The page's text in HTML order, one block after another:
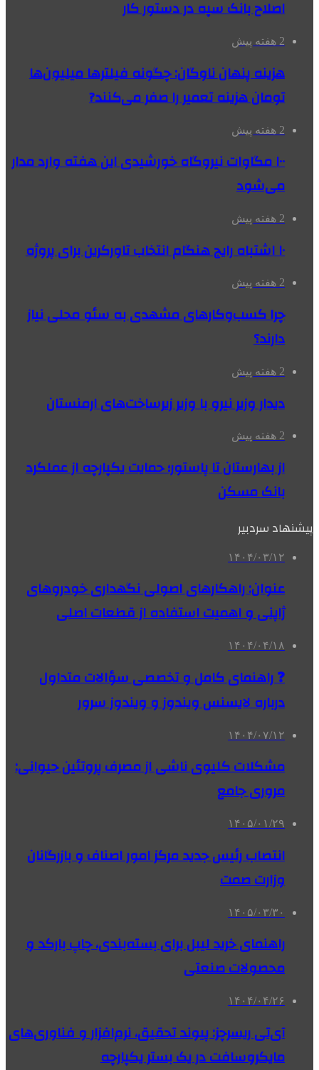
اصلاح بانک سپه در دستور کار
2 هفته پیش
هزینه پنهان ناوگان: چگونه فیلترها میلیون‌ها
تومان هزینه تعمیر را صفر می‌کنند?
2 هفته پیش
۱۰۰ مگاوات نیروگاه‌ خورشیدی این هفته وارد مدار
می‌شود
2 هفته پیش
۱۰ اشتباه رایج هنگام انتخاب تاورکرین برای پروژه
2 هفته پیش
چرا کسب‌وکارهای مشهدی به سئو محلی نیاز
دارند؟
2 هفته پیش
دیدار وزیر نیرو با وزیر زیرساخت‌های ارمنستان
2 هفته پیش
از بهارستان تا پاستور؛ حمایت یکپارچه از عملکرد
بانک مسکن
پیشنهاد سردبیر
۱۴۰۴/۰۳/۱۲
عنوان: راهکارهای اصولی نگهداری خودروهای
ژاپنی و اهمیت استفاده از قطعات اصلی
۱۴۰۴/۰۴/۱۸
❓ راهنمای کامل و تخصصی سؤالات متداول
درباره لایسنس ویندوز و ویندوز سرور
۱۴۰۴/۰۷/۱۲
مشکلات کلیوی ناشی از مصرف پروتئین حیوانی:
مروری جامع
۱۴۰۵/۰۱/۲۹
انتصاب رئیس جدید مرکز امور اصناف و بازرگانان
وزارت صمت
۱۴۰۵/۰۳/۳۰
راهنمای خرید لیبل برای بسته‌بندی، چاپ بارکد و
محصولات صنعتی
۱۴۰۴/۰۴/۲۶
آی‌تی ریسرچز: پیوند تحقیق، نرم‌افزار و فناوری‌های
مایکروسافت در یک بستر یکپارچه